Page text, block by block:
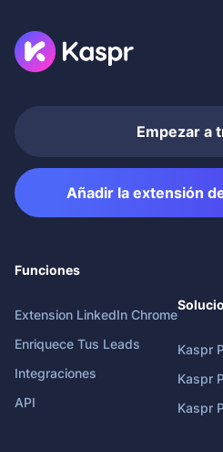
Empezar a
Añadir la extensión
Funciones
Extension LinkedIn Chrome
Enriquece Tus Leads
Integraciones
API
Kaspr
Kaspr
Kaspr